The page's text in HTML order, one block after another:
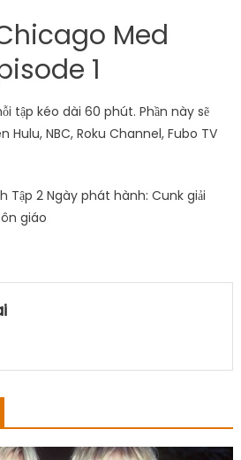
Med
1
tập kéo dài 60 phút. Phần này sẽ
NBC, Roku Channel, Fubo TV
Tập 2 Ngày phát hành: Cunk giải
giáo